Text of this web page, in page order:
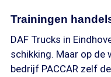
Trainingen
DAF Trucks in
schikking. Maar op
bedrijf PACCAR zelf